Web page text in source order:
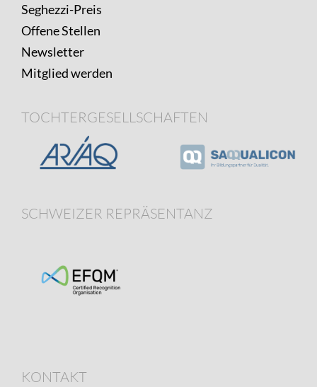
Seghezzi-Preis
Offene Stellen
Newsletter
Mitglied werden
TOCHTERGESELLSCHAFTEN
SCHWEIZER REPRÄSENTANZ
KONTAKT